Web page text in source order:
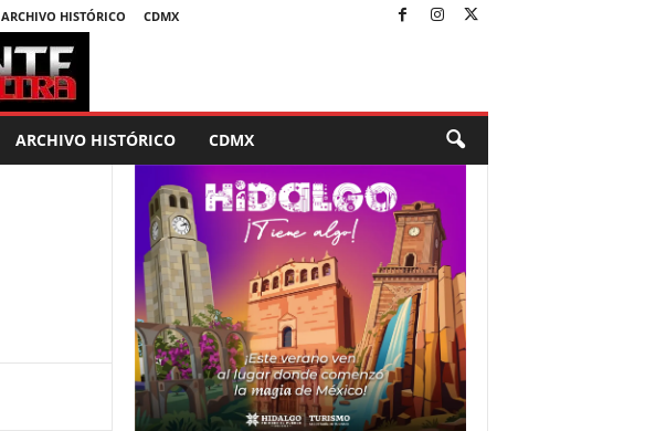
ARCHIVO HISTÓRICO CDMX
ARCHIVO HISTÓRICO CDMX